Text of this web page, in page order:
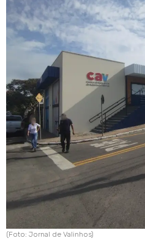
(Foto: Jornal de Valinhos)